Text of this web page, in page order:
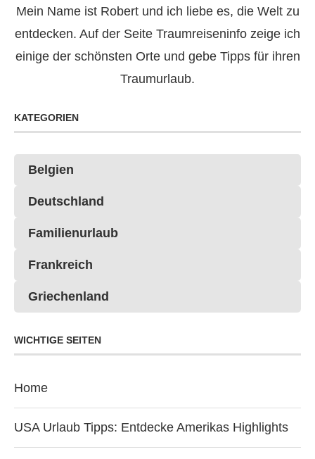
Mein Name ist Robert und ich liebe es, die Welt zu
entdecken. Auf der Seite Traumreiseninfo zeige ich
einige der schönsten Orte und gebe Tipps für ihren
Traumurlaub.
KATEGORIEN
Belgien
Deutschland
Familienurlaub
Frankreich
Griechenland
WICHTIGE SEITEN
Home
USA Urlaub Tipps: Entdecke Amerikas Highlights